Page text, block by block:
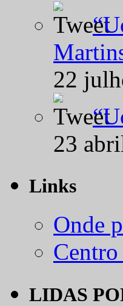
22
23
Links
Onde
LIDAS